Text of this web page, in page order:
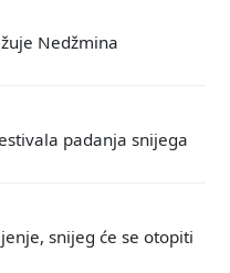
Nedžmina
padanja snijega
snijeg će se otopiti